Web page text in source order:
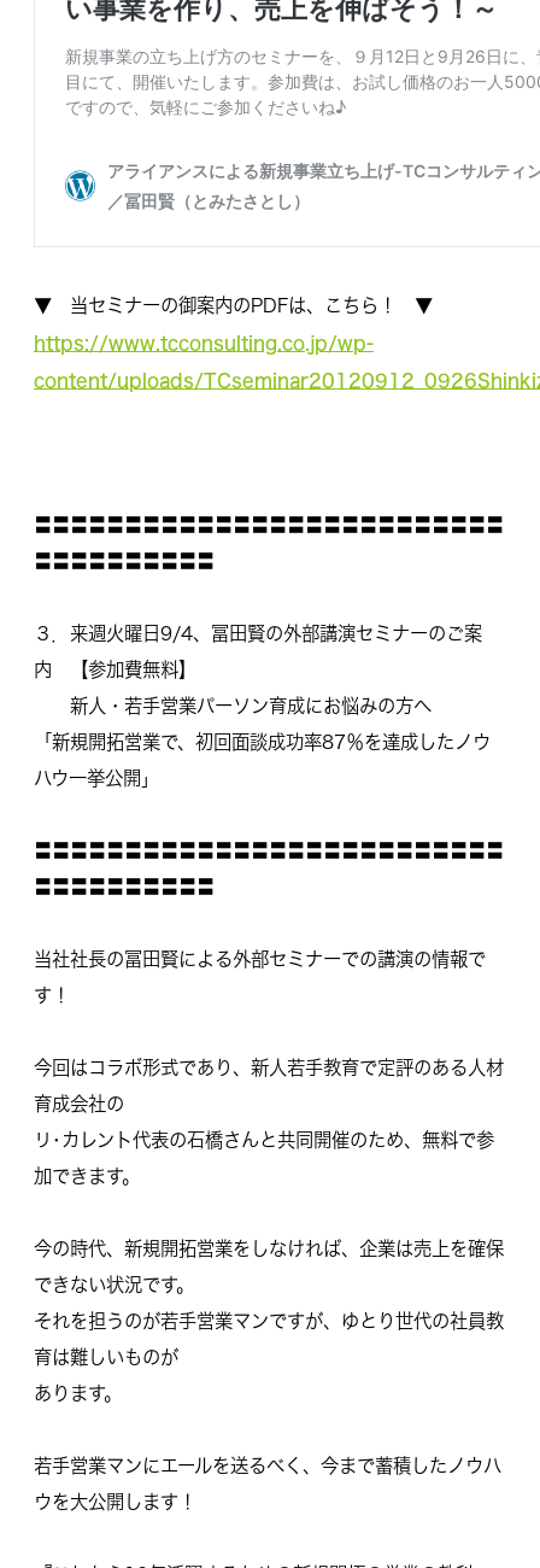
▼ 当セミナーの御案内のPDFは、こちら！ ▼
https://www.tcconsulting.co.jp/wp-
content/uploads/
〓〓〓〓〓〓〓〓〓〓〓〓〓〓〓〓〓〓〓〓〓〓〓〓〓〓
〓〓〓〓〓〓〓〓〓〓
３．来週火曜日9/4、冨田賢の外部講演セミナーのご案
内 【参加費無料】
新人・若手営業パーソン育成にお悩みの方へ
「新規開拓営業で、初回面談成功率87％を達成したノウ
ハウ一挙公開」
〓〓〓〓〓〓〓〓〓〓〓〓〓〓〓〓〓〓〓〓〓〓〓〓〓〓
〓〓〓〓〓〓〓〓〓〓
当社社長の冨田賢による外部セミナーでの講演の情報で
す！
今回はコラボ形式であり、 新人若手教育で定評のある人材
育成会社の
リ･ カレント代表の石橋さんと共同開催のため、無料で参
加できます。
今の時代、新規開拓営業をしなければ、 企業は売上を確保
できない状況です。
それを担うのが若手営業マンですが、 ゆとり世代の社員教
育は難しいものが
あります。
若手営業マンにエールを送るべく、今まで蓄積したノウハ
ウを大公開します！